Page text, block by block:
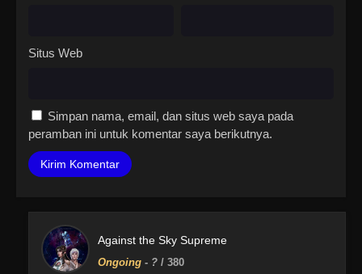
Situs Web
Simpan nama, email, dan situs web saya pada
peramban ini untuk komentar saya berikutnya.
Against the Sky Supreme
Ongoing - ? / 380